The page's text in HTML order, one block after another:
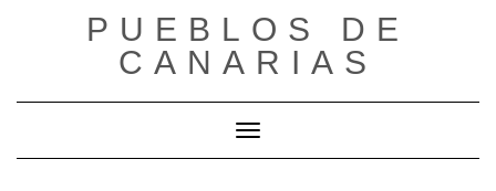
PUEBLOS DE
CANARIAS
Cambiar modo de navegación